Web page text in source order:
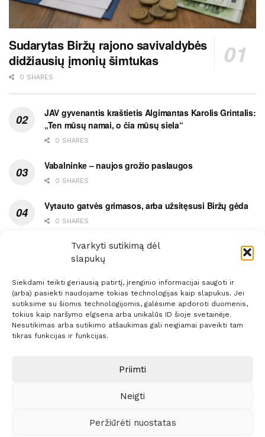
Tvarkyti sutikimą dėl
slapukų
Siekdami teikti geriausią patirtį, įrenginio informacijai saugoti ir
(arba) pasiekti naudojame tokias technologijas kaip slapukus. Jei
sutiksime su šiomis technologijomis, galėsime apdoroti duomenis,
tokius kaip naršymo elgsena arba unikalūs ID šioje svetainėje.
Nesutikimas arba sutikimo atšaukimas gali neigiamai paveikti tam
tikras funkcijas ir funkcijas.
Priimti
Neigti
Peržiūrėti nuostatas
Sudarytas Biržų rajono savivaldybės
didžiausių įmonių šimtukas
0 SHARES
JAV gyvenantis kraštietis Algimantas Karolis Grintalis:
„Ten mūsų namai, o čia mūsų siela“
0 SHARES
Vabalninke – naujos grožio paslaugos
0 SHARES
Vytauto gatvės grimasos, arba užsitęsusi Biržų gėda
0 SHARES
Pietų metas pažymėtas avarija
0 SHARES
Prenumerata Reklama
Sprendimas:ITBrolis